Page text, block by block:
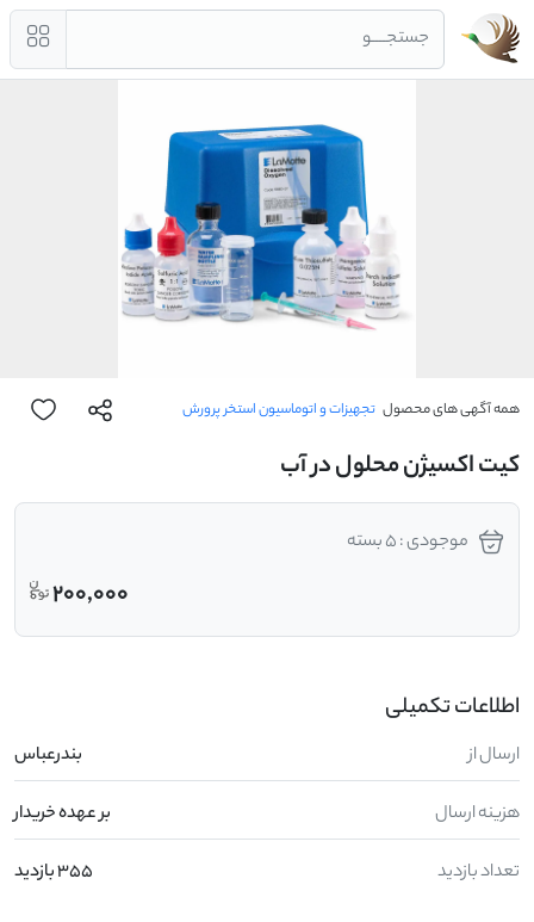
جستجــــو
همه آگهی های محصول تجهیزات و اتوماسیون استخر پرورش
کیت اکسیژن محلول در آب
موجودی : 5 بسته
200,000
اطلاعات تکمیلی
ارسال از بندرعباس
هزینه ارسال بر عهده خریدار
تعداد بازدید 355 بازدید